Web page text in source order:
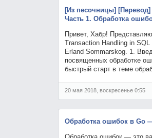
[Из песочницы]
Часть 1. Обработка
Привет, Хабр!
Transaction Handling in
Erland Sommarskog. 1.
посвященных обработке
быстрый старт в теме
20 мая 2018, воскресенье 0:55
Обработка ошибок в Go